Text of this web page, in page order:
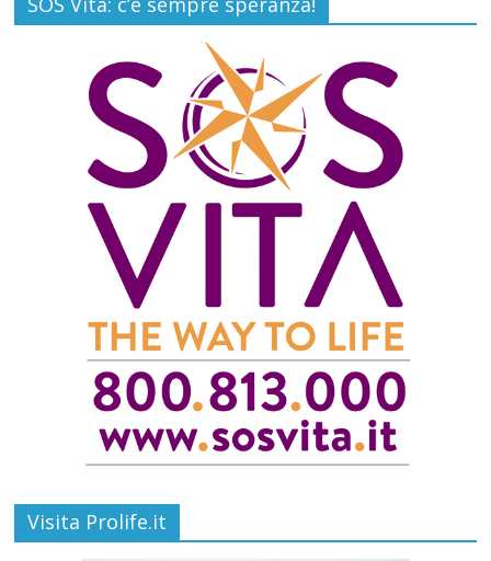
Visita Prolife.it